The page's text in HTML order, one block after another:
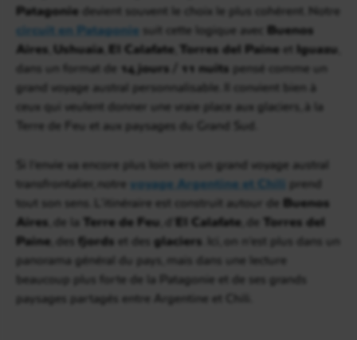
Patagonie devient souvent le choix le plus cohérent. Notre
circuit en Patagonie suit cette logique avec Buenos
Aires Ushuaïa El Calafate Torres del Paine et Iguazu
dans un format de 14 jours / 11 nuits pensé comme un
grand voyage austral personnalisable. Il convient bien à
ceux qui veulent donner une vraie place aux glaciers, à la
Terre de Feu et aux paysages du Grand Sud.
Si l’envie va encore plus loin vers un grand voyage austral
transfrontalier, notre voyage Argentine et Chili
prend
tout son sens. L’itinéraire est construit autour de Buenos
Aires , de la Terre de Feu El Calafate , de Torres del
Paine , des fjords et des glaciers . Ici, on n’est plus dans un
panorama général du pays, mais dans une lecture
beaucoup plus forte de la Patagonie et de ses grands
paysages partagés entre Argentine et Chili.